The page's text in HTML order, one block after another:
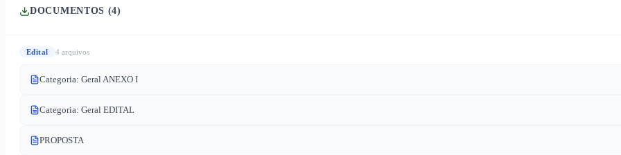
DOCUMENTOS (4)
Edital 4arquivos
Categoria: Geral ANEXO I
Categoria: Geral EDITAL
PROPOSTA